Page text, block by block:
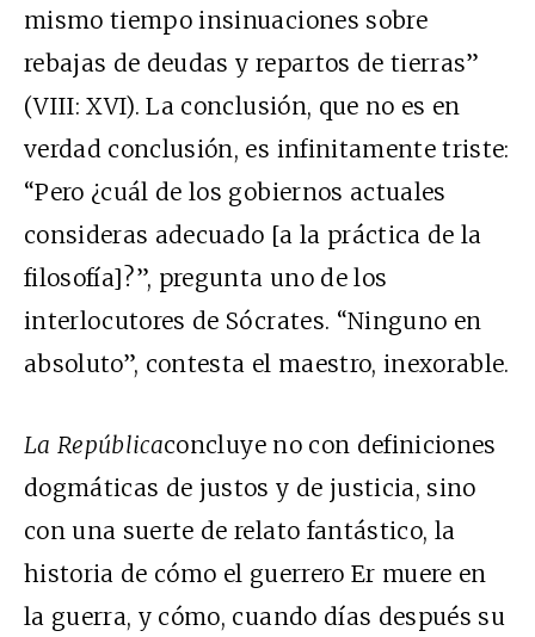
mismo tiempo insinuaciones sobre
rebajas de deudas y repartos de tierras”
(VIII: XVI). La conclusión, que no es en
verdad conclusión, es infinitamente triste:
“Pero ¿cuál de los gobiernos actuales
consideras adecuado [a la práctica de la
filosofía]?”, pregunta uno de los
interlocutores de Sócrates. “Ninguno en
absoluto”, contesta el maestro, inexorable.
La Repúblicaconcluye no con definiciones
dogmáticas de justos y de justicia, sino
con una suerte de relato fantástico, la
historia de cómo el guerrero Er muere en
la guerra, y cómo, cuando días después su